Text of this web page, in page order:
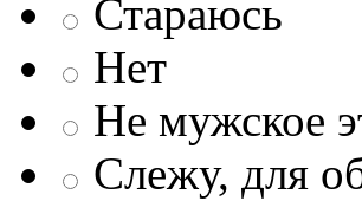
Стараюсь
Нет
Не мужское
Слежу, для